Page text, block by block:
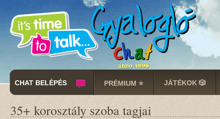
CHAT BELÉPÉS PRÉMIUM ⭐ JÁTÉKOK 🎲
35+ korosztály szoba tagjai